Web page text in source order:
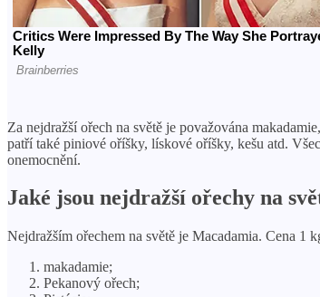
Za nejdražší ořech na světě je považována
patří také piniové oříšky, lískové oříšky, kešu atd.
onemocnění.
Jaké jsou nejdražší ořechy na
Nejdražším ořechem na světě je Macadamia. Cena 1
makadamie;
Pekanový ořech;